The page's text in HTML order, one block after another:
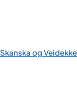
Skanska og